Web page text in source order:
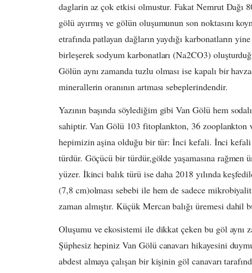
daglarin az çok etkisi olmustur. Fakat Nemrut Dağı
gölü ayırmış ve gölün oluşumunun son noktasını
etrafında patlayan dağların yaydığı karbonatların
birleşerek sodyum karbonatları (Na2CO3)
Gölün aynı zamanda tuzlu olması ise kapalı bir
minerallerin oranının artması sebeplerindendir.
Yazının başında söylediğim gibi Van Gölü hem
sahiptir. Van Gölü 103 fitoplankton, 36
hepimizin aşina olduğu bir tür: İnci kefali. İnci kefali
türdür. Göçücü bir türdür,gölde yaşamasına rağmen
yüzer. İkinci balık türü ise daha 2018 yılında
(7,8 cm)olması sebebi ile hem de sadece
zaman almıştır. Küçük Mercan balığı üremesi
Oluşumu ve ekosistemi ile dikkat çeken bu göl aynı
Şüphesiz hepiniz Van Gölü canavarı hikayesini
abdest almaya çalışan bir kişinin göl canavarı